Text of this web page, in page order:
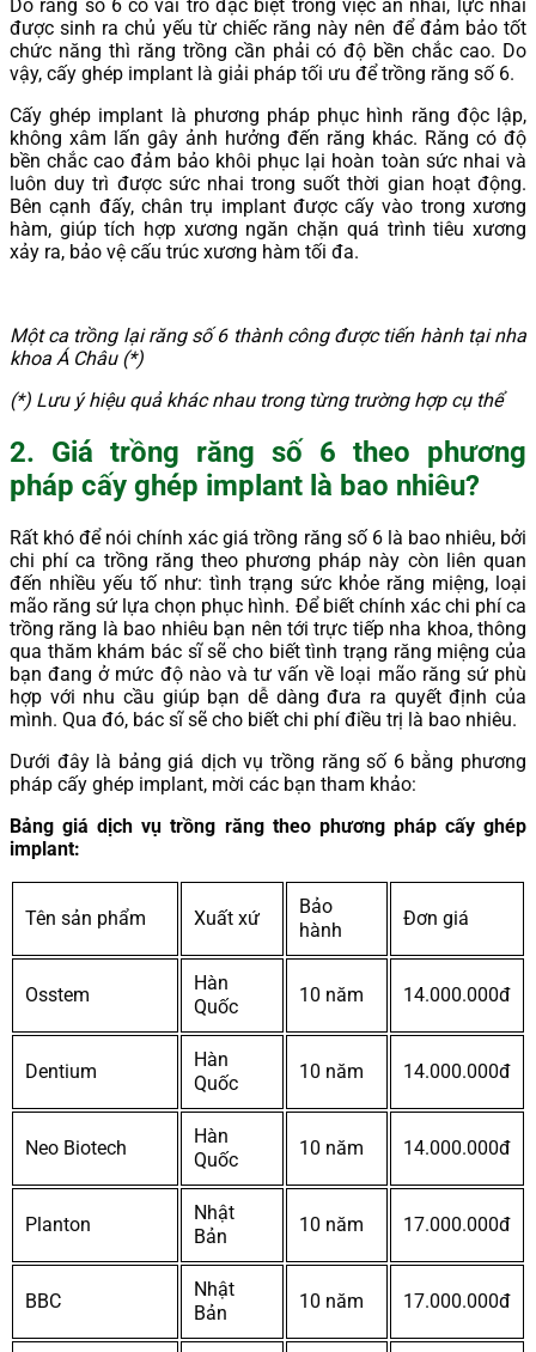
Do răng số 6 có vai trò đặc biệt trong việc ăn nhai, lực nhai
được sinh ra chủ yếu từ chiếc răng này nên để đảm bảo tốt
chức năng thì răng trồng cần phải có độ bền chắc cao. Do
vậy, cấy ghép implant là giải pháp tối ưu để trồng răng số 6.
Cấy ghép implant là phương pháp phục hình răng độc lập,
không xâm lấn gây ảnh hưởng đến răng khác. Răng có độ
bền chắc cao đảm bảo khôi phục lại hoàn toàn sức nhai và
luôn duy trì được sức nhai trong suốt thời gian hoạt động.
Bên cạnh đấy, chân trụ implant được cấy vào trong xương
hàm, giúp tích hợp xương ngăn chặn quá trình tiêu xương
xảy ra, bảo vệ cấu trúc xương hàm tối đa.
Một ca trồng lại răng số 6 thành công được tiến hành tại nha
khoa Á Châu (*)
(*) Lưu ý hiệu quả khác nhau trong từng trường hợp cụ thể
2. Giá trồng răng số 6 theo phương
pháp cấy ghép implant là bao nhiêu?
Rất khó để nói chính xác giá trồng răng số 6 là bao nhiêu, bởi
chi phí ca trồng răng theo phương pháp này còn liên quan
đến nhiều yếu tố như: tình trạng sức khỏe răng miệng, loại
mão răng sứ lựa chọn phục hình. Để biết chính xác chi phí ca
trồng răng là bao nhiêu bạn nên tới trực tiếp nha khoa, thông
qua thăm khám bác sĩ sẽ cho biết tình trạng răng miệng của
bạn đang ở mức độ nào và tư vấn về loại mão răng sứ phù
hợp với nhu cầu giúp bạn dễ dàng đưa ra quyết định của
mình. Qua đó, bác sĩ sẽ cho biết chi phí điều trị là bao nhiêu.
Dưới đây là bảng giá dịch vụ trồng răng số 6 bằng phương
pháp cấy ghép implant, mời các bạn tham khảo:
Bảng giá dịch vụ trồng răng theo phương pháp cấy ghép
implant:
Tên sản phẩm Xuất xứ
Bảo
hành
Đơn giá
Osstem
Hàn
Quốc
10 năm 14.000.000đ
Dentium
Hàn
Quốc
10 năm 14.000.000đ
Neo Biotech
Hàn
Quốc
10 năm 14.000.000đ
Planton
Nhật
Bản
10 năm 17.000.000đ
BBC
Nhật
Bản
10 năm 17.000.000đ